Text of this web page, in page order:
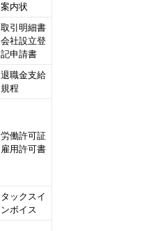
案内状
取引明細書
会社設立登
記申請書
退職金支給
規程
労働許可証
雇用許可書
タックスイ
ンボイス